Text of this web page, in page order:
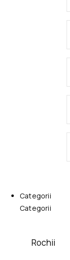
Categorii
Categorii
Rochii